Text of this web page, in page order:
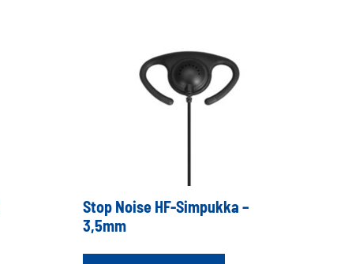
Stop Noise HF-Simpukka –
3,5mm